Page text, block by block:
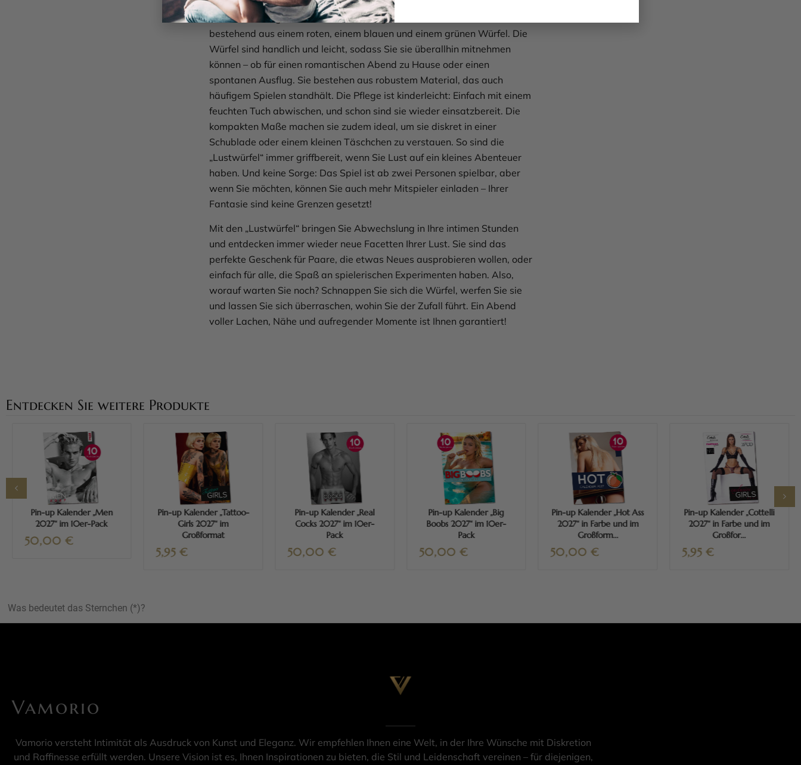
Im Lieferumfang erhalten Sie ein 3-teiliges Set der „Lustwürfel“,
bestehend aus einem roten, einem blauen und einem grünen Würfel. Die
Würfel sind handlich und leicht, sodass Sie sie überallhin mitnehmen
können – ob für einen romantischen Abend zu Hause oder einen
spontanen Ausflug. Sie bestehen aus robustem Material, das auch
häufigem Spielen standhält. Die Pflege ist kinderleicht: Einfach mit einem
feuchten Tuch abwischen, und schon sind sie wieder einsatzbereit. Die
kompakten Maße machen sie zudem ideal, um sie diskret in einer
Schublade oder einem kleinen Täschchen zu verstauen. So sind die
„Lustwürfel“ immer griffbereit, wenn Sie Lust auf ein kleines Abenteuer
haben. Und keine Sorge: Das Spiel ist ab zwei Personen spielbar, aber
wenn Sie möchten, können Sie auch mehr Mitspieler einladen – Ihrer
Fantasie sind keine Grenzen gesetzt!
Mit den „Lustwürfel“ bringen Sie Abwechslung in Ihre intimen Stunden
und entdecken immer wieder neue Facetten Ihrer Lust. Sie sind das
perfekte Geschenk für Paare, die etwas Neues ausprobieren wollen, oder
einfach für alle, die Spaß an spielerischen Experimenten haben. Also,
worauf warten Sie noch? Schnappen Sie sich die Würfel, werfen Sie sie
und lassen Sie sich überraschen, wohin Sie der Zufall führt. Ein Abend
voller Lachen, Nähe und aufregender Momente ist Ihnen garantiert!
Entdecken Sie weitere Produkte
Pin-up Kalender „Men
2027“ im 10er-Pack
50,00 €
Mehr erfahren
Pin-up Kalender „Tattoo-
Girls 2027“ im
Großformat
5,95€
Mehr erfahren
Pin-up Kalender „Real
Cocks 2027“ im 10er-
Pack
50,00€
Mehr erfahren
Pin-up Kalender „Big
Boobs 2027“ im 10er-
Pack
50,00 €
Mehr erfahren
Pin-up Kalender „Hot Ass
2027“ in Farbe und im
Großform...
50,00€
Mehr erfahren
Pin-up Kalender „Cottelli
2027“ in Farbe und im
Großfor...
5,95€
Mehr erfahren
Was bedeutet das Sternchen (*)?
Vamorio
Vamorio versteht Intimität als Ausdruck von Kunst und Eleganz. Wir empfehlen Ihnen eine Welt, in der Ihre Wünsche mit Diskretion
und Raffinesse erfüllt werden. Unsere Vision ist es, Ihnen Inspirationen zu bieten, die Stil und Leidenschaft vereinen – für diejenigen,